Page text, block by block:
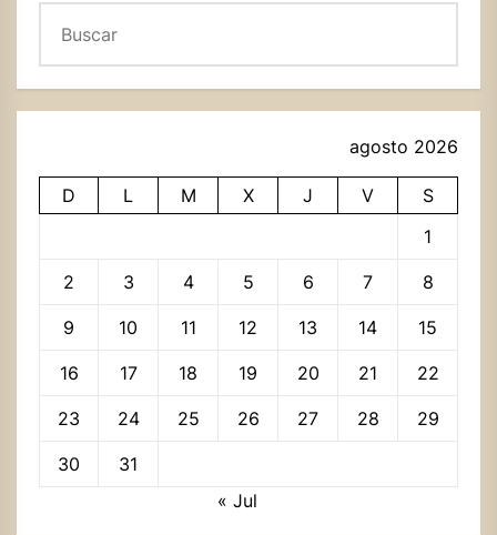
agosto 2026
D L M X J V
S
1
2 3 4 5 6 7 8
9 10 11 12 13 14 15
16 17 18 19 20 21 22
23 24 25 26 27 28 29
30
31
« Jul